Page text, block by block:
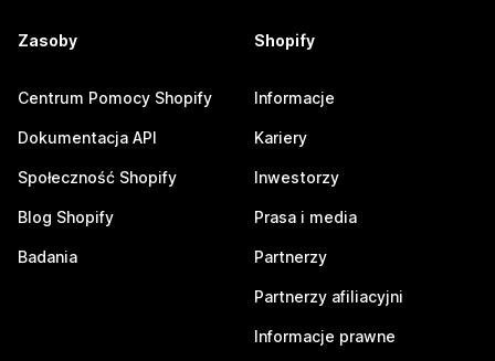
Zasoby
Centrum Pomocy Shopify
Dokumentacja API
Społeczność Shopify
Blog Shopify
Badania
Shopify
Informacje
Kariery
Inwestorzy
Prasa i media
Partnerzy
Partnerzy afiliacyjni
Informacje prawne